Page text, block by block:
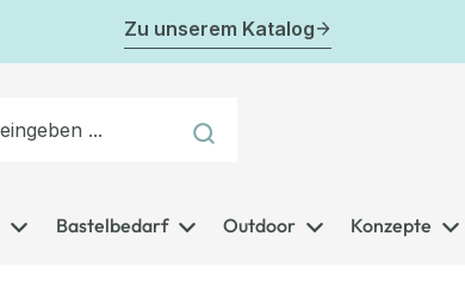
Zu unserem Katalog
Bastelbedarf Outdoor Konzepte